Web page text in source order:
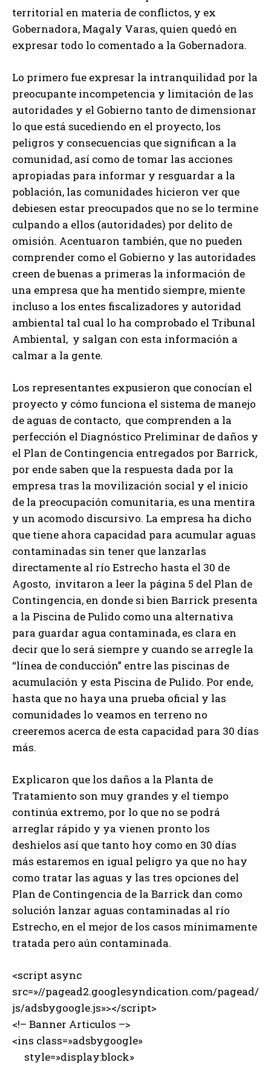
territorial en materia de conflictos, y ex
Gobernadora, Magaly Varas, quien quedó en
expresar todo lo comentado a la Gobernadora.
Lo primero fue expresar la intranquilidad por la
preocupante incompetencia y limitación de las
autoridades y el Gobierno tanto de dimensionar
lo que está sucediendo en el proyecto, los
peligros y consecuencias que significan a la
comunidad, así como de tomar las acciones
apropiadas para informar y resguardar a la
población, las comunidades hicieron ver que
debiesen estar preocupados que no se lo termine
culpando a ellos (autoridades) por delito de
omisión. Acentuaron también, que no pueden
comprender como el Gobierno y las autoridades
creen de buenas a primeras la información de
una empresa que ha mentido siempre, miente
incluso a los entes fiscalizadores y autoridad
ambiental tal cual lo ha comprobado el Tribunal
Ambiental, y salgan con esta información a
calmar a la gente.
Los representantes expusieron que conocían el
proyecto y cómo funciona el sistema de manejo
de aguas de contacto, que comprenden a la
perfección el Diagnóstico Preliminar de daños y
el Plan de Contingencia entregados por Barrick,
por ende saben que la respuesta dada por la
empresa tras la movilización social y el inicio
de la preocupación comunitaria, es una mentira
y un acomodo discursivo. La empresa ha dicho
que tiene ahora capacidad para acumular aguas
contaminadas sin tener que lanzarlas
directamente al río Estrecho hasta el 30 de
Agosto, invitaron a leer la página 5 del Plan de
Contingencia, en donde si bien Barrick presenta
a la Piscina de Pulido como una alternativa
para guardar agua contaminada, es clara en
decir que lo será siempre y cuando se arregle la
“línea de conducción” entre las piscinas de
acumulación y esta Piscina de Pulido. Por ende,
hasta que no haya una prueba oficial y las
comunidades lo veamos en terreno no
creeremos acerca de esta capacidad para 30 días
más.
Explicaron que los daños a la Planta de
Tratamiento son muy grandes y el tiempo
continúa extremo, por lo que no se podrá
arreglar rápido y ya vienen pronto los
deshielos así que tanto hoy como en 30 días
más estaremos en igual peligro ya que no hay
como tratar las aguas y las tres opciones del
Plan de Contingencia de la Barrick dan como
solución lanzar aguas contaminadas al río
Estrecho, en el mejor de los casos mínimamente
tratada pero aún contaminada.
<script async
src=»//pagead2.googlesyndication.com/pagead/
js/adsbygoogle.js»></script>
<!– Banner Articulos –>
<ins class=»adsbygoogle»
style=»display:block»